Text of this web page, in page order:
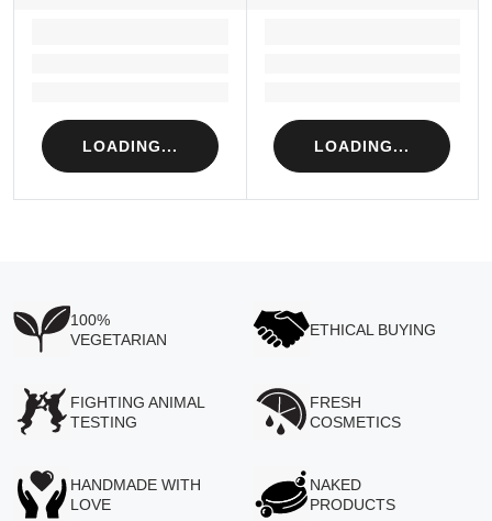
LOADING... LOADING...
100%
VEGETARIAN
ETHICAL BUYING
FIGHTING ANIMAL
TESTING
FRESH
COSMETICS
HANDMADE WITH
LOVE
NAKED
PRODUCTS